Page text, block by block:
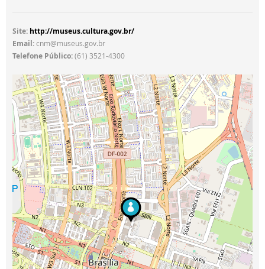
Site: http://museus.cultura.gov.br/
Email: cnm@museus.gov.br
Telefone Público: (61) 3521-4300